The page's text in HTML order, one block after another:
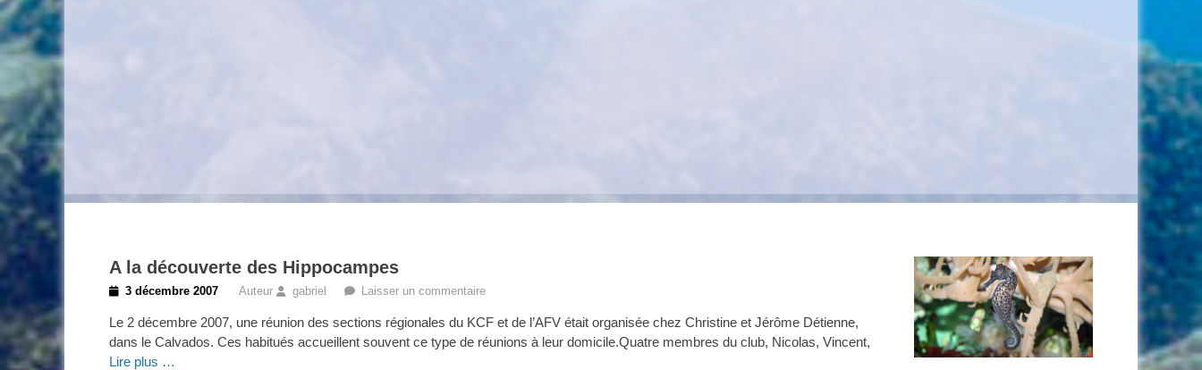
A la découverte des Hippocampes
Posted3 décembre 2007 Auteur gabriel Laisser un commentaire
Le 2 décembre 2007, une réunion des sections régionales du KCF et de l’AFV était organisée chez Christine et Jérôme Détienne,
dans le Calvados. Ces habitués accueillent souvent ce type de réunions à leur domicile.Quatre membres du club, Nicolas, Vincent,
Lire plus …